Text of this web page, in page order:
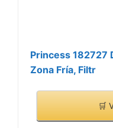
Princess 182727
Zona Fría, Filtr
🛒